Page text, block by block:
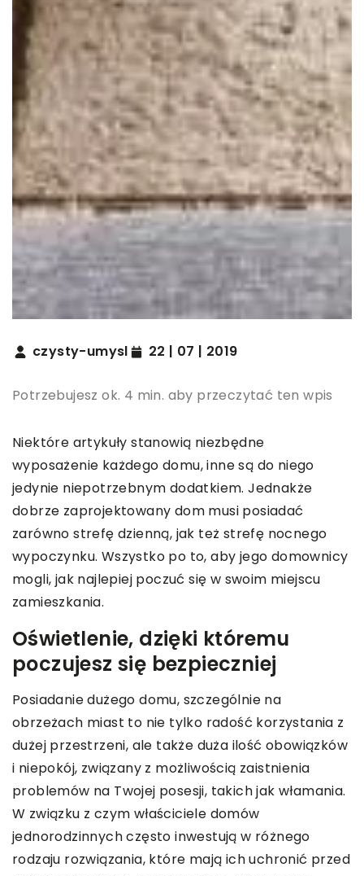
czysty-umysl 22 | 07 | 2019
Potrzebujesz ok. 4 min. aby przeczytać ten wpis
Niektóre artykuły stanowią niezbędne
wyposażenie każdego domu, inne są do niego
jedynie niepotrzebnym dodatkiem. Jednakże
dobrze zaprojektowany dom musi posiadać
zarówno strefę dzienną, jak też strefę nocnego
wypoczynku. Wszystko po to, aby jego domownicy
mogli, jak najlepiej poczuć się w swoim miejscu
zamieszkania.
Oświetlenie, dzięki któremu
poczujesz się bezpieczniej
Posiadanie dużego domu, szczególnie na
obrzeżach miast to nie tylko radość korzystania z
dużej przestrzeni, ale także duża ilość obowiązków
i niepokój, związany z możliwością zaistnienia
problemów na Twojej posesji, takich jak włamania.
W związku z czym właściciele domów
jednorodzinnych często inwestują w różnego
rodzaju rozwiązania, które mają ich uchronić przed